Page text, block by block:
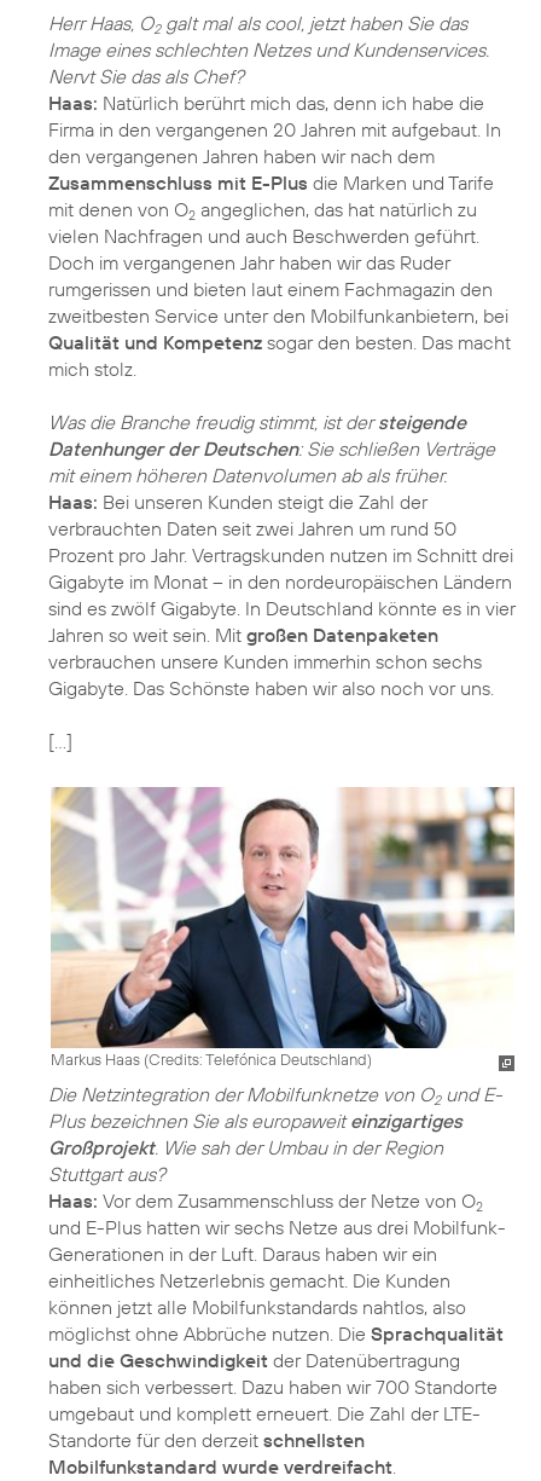
Herr Haas, O2galt mal als cool, jetzt haben Sie das
Image eines schlechten Netzes und Kundenservices.
Nervt Sie das als Chef?
Haas: Natürlich berührt mich das, denn ich habe die
Firma in den vergangenen 20 Jahren mit aufgebaut. In
den vergangenen Jahren haben wir nach dem
Zusammenschluss mit E-Plus die Marken und Tarife
mit denen von O2 angeglichen, das hat natürlich zu
vielen Nachfragen und auch Beschwerden geführt.
Doch im vergangenen Jahr haben wir das Ruder
rumgerissen und bieten laut einem Fachmagazin den
zweitbesten Service unter den Mobilfunkanbietern, bei
Qualität und Kompetenz sogar den besten. Das macht
mich stolz.
Was die Branche freudig stimmt, ist dersteigende
Datenhunger der Deutschen: Sie schließen Verträge
mit einem höheren Datenvolumen ab als früher.
Haas: Bei unseren Kunden steigt die Zahl der
verbrauchten Daten seit zwei Jahren um rund 50
Prozent pro Jahr. Vertragskunden nutzen im Schnitt drei
Gigabyte im Monat – in den nordeuropäischen Ländern
sind es zwölf Gigabyte. In Deutschland könnte es in vier
Jahren so weit sein. Mit großen Datenpaketen
verbrauchen unsere Kunden immerhin schon sechs
Gigabyte. Das Schönste haben wir also noch vor uns.
[…]
Markus Haas (Credits: Telefónica Deutschland)
Die Netzintegration der Mobilfunknetze von O2und E-
Plus bezeichnen Sie als europaweiteinzigartiges
Großprojekt. Wie sah der Umbau in der Region
Stuttgart aus?
Haas: Vor dem Zusammenschluss der Netze von O2
und E-Plus hatten wir sechs Netze aus drei Mobilfunk-
Generationen in der Luft. Daraus haben wir ein
einheitliches Netzerlebnis gemacht. Die Kunden
können jetzt alle Mobilfunkstandards nahtlos, also
möglichst ohne Abbrüche nutzen. Die Sprachqualität
und die Geschwindigkeit der Datenübertragung
haben sich verbessert. Dazu haben wir 700 Standorte
umgebaut und komplett erneuert. Die Zahl der LTE-
Standorte für den derzeit schnellsten
Mobilfunkstandard wurde verdreifacht.